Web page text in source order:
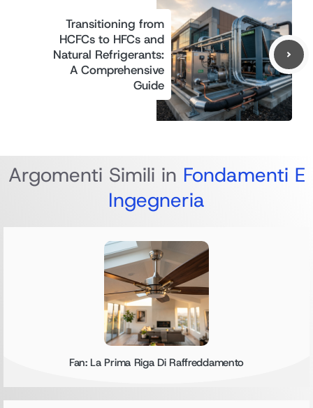
Transitioning from
HCFCs to HFCs and
Natural Refrigerants:
A Comprehensive
Guide
Argomenti Simili in Fondamenti E
Ingegneria
Fan: La Prima Riga Di Raffreddamento